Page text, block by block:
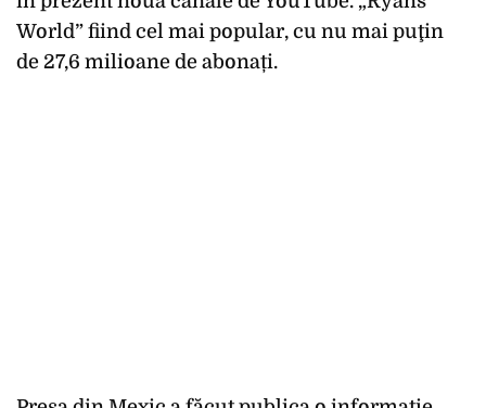
World” fiind cel mai popular, cu nu mai puţin
de 27,6 milioane de abonați.